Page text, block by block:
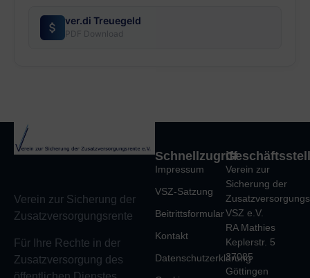
ver.di Treuegeld
PDF Download
Verein zur Sicherung der
Zusatzversorgungsrente
Für Ihre Rechte in der
Zusatzversorgung des
Schnellzugriff
Impressum
VSZ-Satzung
Beitrittsformular
Kontakt
Datenschutzerklärung
Verein zur
Sicherung der
VSZ e.V.
RA Mathies
Keplerstr. 5
37085
Göttingen